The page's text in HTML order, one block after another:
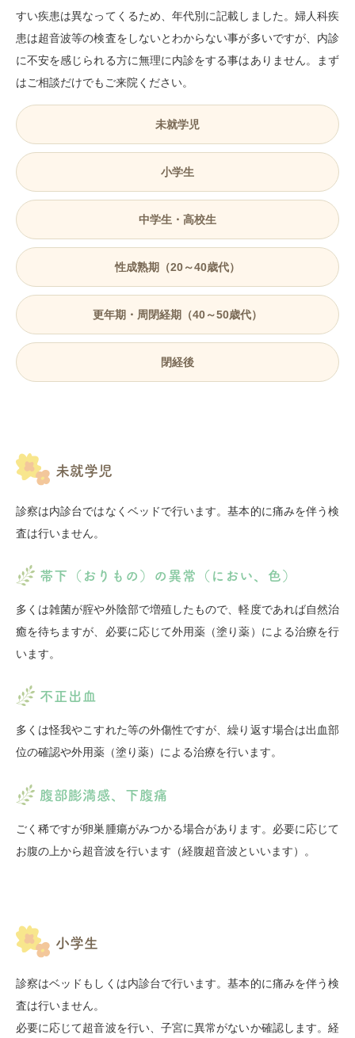
すい疾患は異なってくるため、年代別に記載しました。婦人科疾
患は超音波等の検査をしないとわからない事が多いですが、内診
に不安を感じられる方に無理に内診をする事はありません。まず
はご相談だけでもご来院ください。
未就学児
小学生
中学生・高校生
性成熟期（20～40歳代）
更年期・周閉経期（40～50歳代）
閉経後
未就学児
診察は内診台ではなくベッドで行います。基本的に痛みを伴う検
査は行いません。
帯下（おりもの）の異常（におい、色）
多くは雑菌が腟や外陰部で増殖したもので、軽度であれば自然治
癒を待ちますが、必要に応じて外用薬（塗り薬）による治療を行
います。
不正出血
多くは怪我やこすれた等の外傷性ですが、繰り返す場合は出血部
位の確認や外用薬（塗り薬）による治療を行います。
腹部膨満感、下腹痛
ごく稀ですが卵巣腫瘍がみつかる場合があります。必要に応じて
お腹の上から超音波を行います（経腹超音波といいます）。
小学生
診察はベッドもしくは内診台で行います。基本的に痛みを伴う検
査は行いません。
必要に応じて超音波を行い、子宮に異常がないか確認します。経